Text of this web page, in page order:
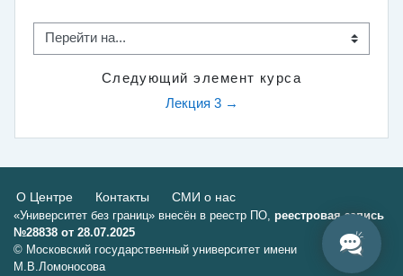
Перейти на...
Следующий элемент курса
Лекция 3 →
О Центре Контакты СМИ о нас
«Университет без границ» внесён в реестр ПО, реестровая запись
№28838 от 28.07.2025
© Московский государственный университет имени
М.В.Ломоносова